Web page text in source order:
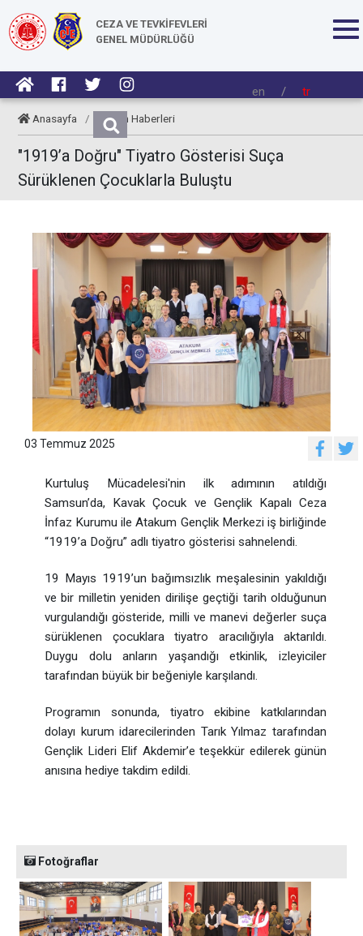
CEZA VE TEVKİFEVLERİ
GENEL MÜDÜRLÜĞÜ
en / tr
Anasayfa / Kurum Haberleri
"1919’a Doğru" Tiyatro Gösterisi Suça
Sürüklenen Çocuklarla Buluştu
03 Temmuz 2025
Kurtuluş Mücadelesi'nin ilk adımının atıldığı
Samsun’da, Kavak Çocuk ve Gençlik Kapalı Ceza
İnfaz Kurumu ile Atakum Gençlik Merkezi iş birliğinde
“1919’a Doğru” adlı tiyatro gösterisi sahnelendi.
19 Mayıs 1919’un bağımsızlık meşalesinin yakıldığı
ve bir milletin yeniden dirilişe geçtiği tarih olduğunun
vurgulandığı gösteride, milli ve manevi değerler suça
sürüklenen çocuklara tiyatro aracılığıyla aktarıldı.
Duygu dolu anların yaşandığı etkinlik, izleyiciler
tarafından büyük bir beğeniyle karşılandı.
Programın sonunda, tiyatro ekibine katkılarından
dolayı kurum idarecilerinden Tarık Yılmaz tarafından
Gençlik Lideri Elif Akdemir’e teşekkür edilerek günün
anısına hediye takdim edildi.
Fotoğraflar